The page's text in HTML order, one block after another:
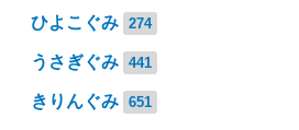
ひよこぐみ 274
うさぎぐみ 441
きりんぐみ 651